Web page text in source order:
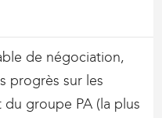
de négociation,
progrès sur les
groupe PA (la plus